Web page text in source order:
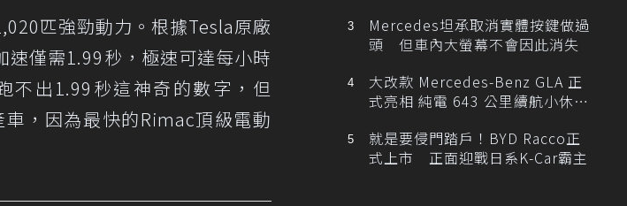
匹強勁動力。根據Tesla原廠
僅需1.99秒，極速可達每小時
不出1.99秒這神奇的數字，但
，因為最快的Rimac頂級電動
Mercedes坦承取消實體按鍵做過
頭 但車內大螢幕不會因此消失
大改款 Mercedes-Benz GLA 正
式亮相 純電 643 公里續航小休
就是要侵門踏戶！BYD Racco正
式上市 正面迎戰日系K-Car霸主